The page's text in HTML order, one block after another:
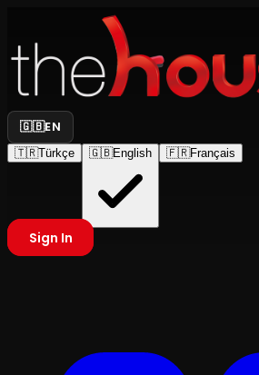
🇬🇧EN
🇹🇷Türkçe 🇬🇧English 🇫🇷Français
Sign In